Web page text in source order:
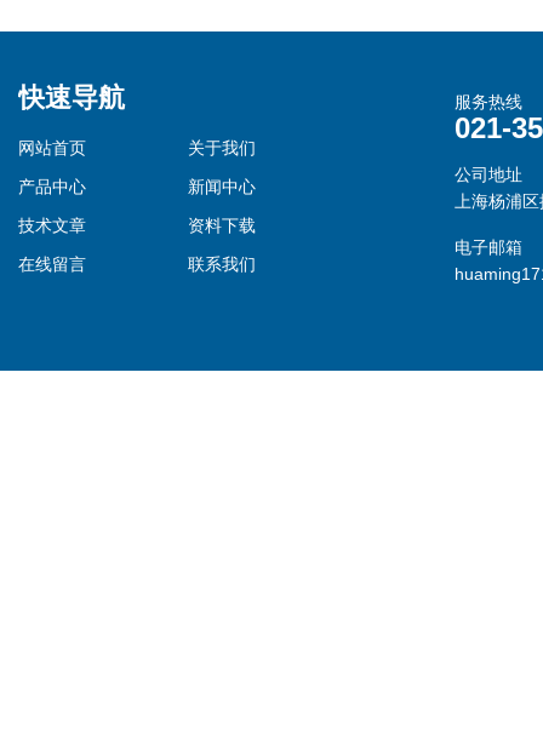
快速导航
网站首页
关于我们
产品中心
新闻中心
技术文章
资料下载
在线留言
联系我们
服务热线
021-
公司地址
上海杨浦
电子邮箱